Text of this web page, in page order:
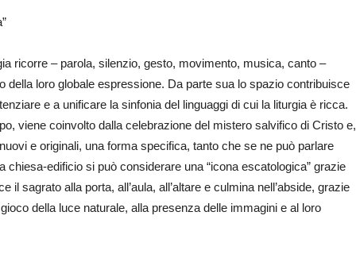
ricorre – parola, silenzio, gesto, movimento, musica, canto –
della loro globale espressione. Da parte sua lo spazio contribuisce
e a unificare la sinfonia del linguaggi di cui la liturgia è ricca.
viene coinvolto dalla celebrazione del mistero salvifico di Cristo e,
e originali, una forma specifica, tanto che se ne può parlare
chiesa-edificio si può considerare una “icona escatologica” grazie
il sagrato alla porta, all’aula, all’altare e culmina nell’abside, grazie
gioco della luce naturale, alla presenza delle immagini e al loro